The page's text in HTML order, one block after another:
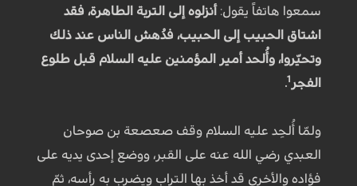
سمعوا هاتفاً يقول: أنزلوه إلى التربة الطاهرة، فقد
اشتاق الحبيب إلى الحبيب، فدُهش الناس عند ذلك
وتحيّروا، وأُلحد أمير المؤمنين عليه السلام قبل طلوع
الفجر 1
.
ولمّا أُلحِد عليه السلام وقف صعصعة بن صوحان
العبدي رضي الله عنه على القبر، ووضع إحدى يديه على
فؤاده والأخرى قد أخذ بها التراب ويضرب به رأسه، ثمّ